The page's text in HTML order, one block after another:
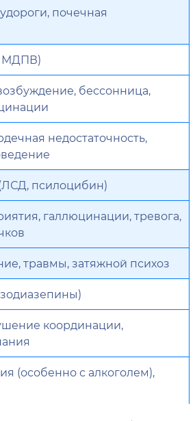
почечная
МДПВ)
бессонница,
недостаточность,
псилоцибин)
галлюцинации, тревога,
травмы, затяжной психоз
координации,
(особенно с алкоголем),